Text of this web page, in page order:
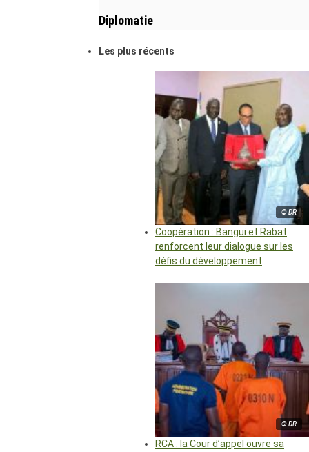
Diplomatie
Les plus récents
© DR
Coopération : Bangui et Rabat
renforcent leur dialogue sur les
défis du développement
© DR
RCA : la Cour d’appel ouvre sa